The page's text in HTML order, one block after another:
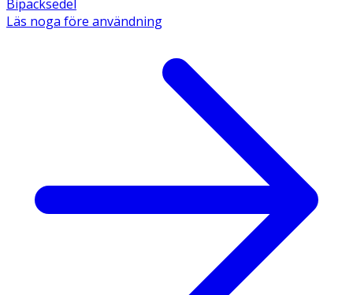
Bipacksedel
Läs noga före användning